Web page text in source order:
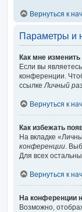
Вернуться к
Параметры и
Как мне
Если вы
конференции.
ссылкеЛичный
Вернуться к
Как избежать
На вкладке
конференции.
Для всех
Вернуться к
На конференции
Возможно,